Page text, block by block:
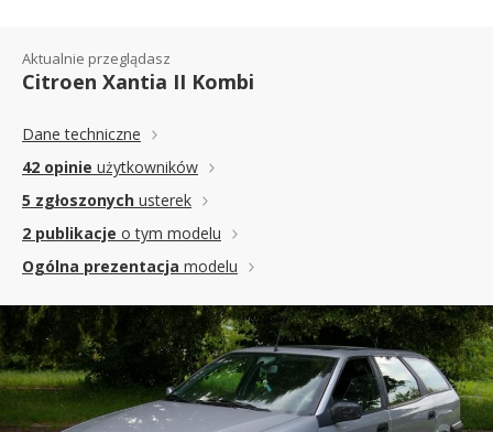
Aktualnie przeglądasz
Citroen Xantia II Kombi
Dane techniczne
42 opinie użytkowników
5 zgłoszonych usterek
2 publikacje o tym modelu
Ogólna prezentacja modelu